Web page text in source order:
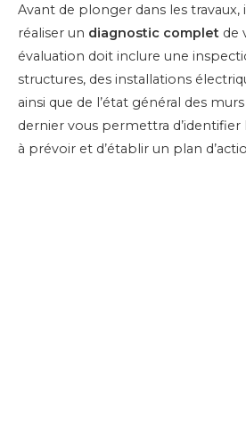
Avant de plonger dans les travaux,
réaliser un diagnostic complet de
évaluation doit inclure une
structures, des installations
ainsi que de l’état général des
dernier vous permettra d’identifier
à prévoir et d’établir un plan